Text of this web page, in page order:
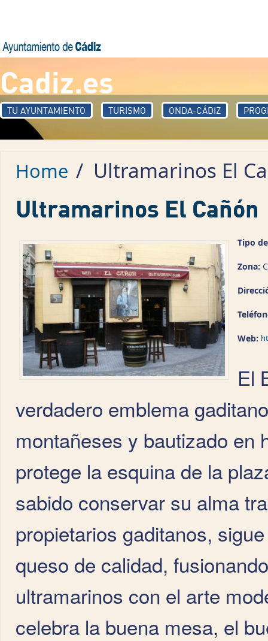
Cadiz.es
TU AYUNTAMIENTO TURISMO ONDA-CÁDIZ
Home / Ultramarinos El
Ultramarinos El Cañón
Tipo
Zona:
Web:
El
verdadero emblema
montañeses y bautizado en
protege la esquina de la
sabido conservar su alma
propietarios gaditanos,
queso de calidad,
ultramarinos con el arte
celebra la buena mesa, el